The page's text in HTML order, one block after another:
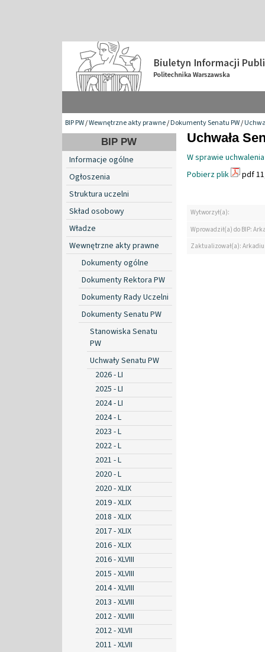
BIP PW/Wewnętrzne akty prawne/Dokumenty Senatu PW/
BIP PW
Informacje ogólne
Ogłoszenia
Struktura uczelni
Skład osobowy
Władze
Wewnętrzne akty prawne
Dokumenty ogólne
Dokumenty Rektora PW
Dokumenty Rady Uczelni
Dokumenty Senatu PW
Stanowiska Senatu
PW
Uchwały Senatu PW
2026 - LI
2025 - LI
2024 - LI
2024 - L
2023 - L
2022 - L
2021 - L
2020 - L
2020 - XLIX
2019 - XLIX
2018 - XLIX
2017 - XLIX
2016 - XLIX
2016 - XLVIII
2015 - XLVIII
2014 - XLVIII
2013 - XLVIII
2012 - XLVIII
2012 - XLVII
2011 - XLVII
Uchwała
W sprawie
Pobierz plik
pdf
Wytworzył(a):
Wprowadził(a) do BIP:
Zaktualizował(a):